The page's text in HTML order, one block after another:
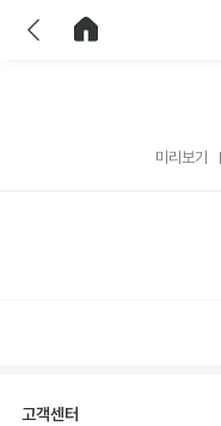
미리보기
고객센터